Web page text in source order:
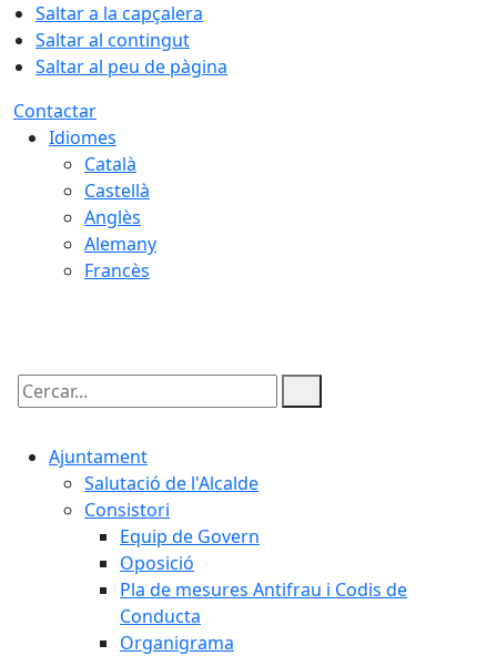
Saltar a la capçalera
Saltar al contingut
Saltar al peu de pàgina
Contactar
Idiomes
Català
Castellà
Anglès
Alemany
Francès
Cercar:
Ajuntament
Salutació de l'Alcalde
Consistori
Equip de Govern
Oposició
Pla de mesures Antifrau i Codis de
Conducta
Organigrama